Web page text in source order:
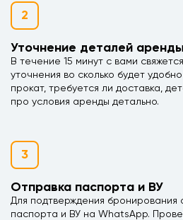
2
Уточнение деталей аренды
В течение 15 минут с вами
уточнения во сколько будет
прокат, требуется ли доставка,
про условия аренды детально.
3
Отправка паспорта и ВУ
Для подтверждения бронирования
паспорта и ВУ на WhatsApp.